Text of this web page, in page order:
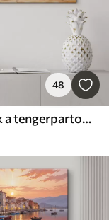
48
Képek Szörfdeszkák a tengerparton festés